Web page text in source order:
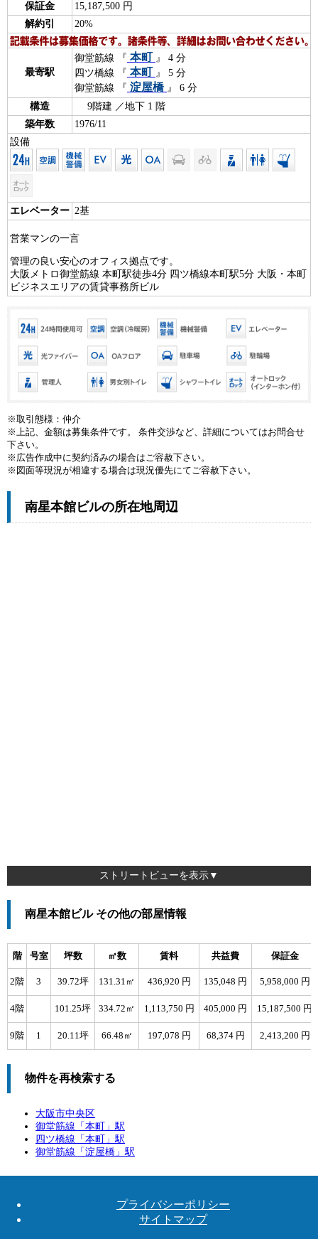
保証金
15,187,500 円
解約引
20%
最寄駅
御堂筋線 『 本町 』 4 分
四ツ橋線 『 本町 』 5 分
御堂筋線 『 淀屋橋 』 6 分
構造
9階建 ／地下 1 階
築年数
1976/11
設備
エレベーター 2基
営業マンの一言
管理の良い安心のオフィス拠点です。
大阪メトロ御堂筋線 本町駅徒歩4分 四ツ橋線本町駅5分 大阪・本町
ビジネスエリアの賃貸事務所ビル
※取引態様：仲介
※上記、金額は募集条件です。 条件交渉など、詳細についてはお問合せ
下さい。
※広告作成中に契約済みの場合はご容赦下さい。
※図面等現況が相違する場合は現況優先にてご容赦下さい。
南星本館ビルの所在地周辺
ストリートビューを表示▼
南星本館ビル その他の部屋情報
階 号室 坪数 ㎡数 賃料 共益費 保証金
2階 3 39.72坪 131.31㎡ 436,920 円 135,048 円 5,958,000 円
4階 101.25坪 334.72㎡ 1,113,750 円 405,000 円 15,187,500 円
9階 1 20.11坪 66.48㎡ 197,078 円 68,374 円 2,413,200 円
物件を再検索する
大阪市中央区
御堂筋線「 本町
」駅
四ツ橋線「 本町
」駅
御堂筋線「 淀屋橋 」駅
プライバシーポリシー
サイトマップ